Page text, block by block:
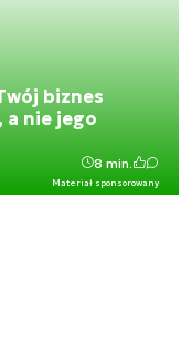
biznes
a nie jego
Materiał sponsorowany
8 min.